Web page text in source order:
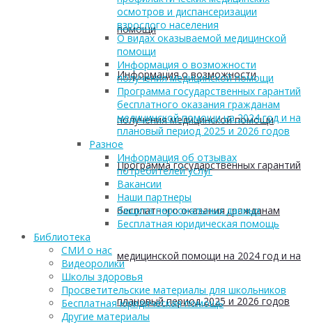
помощи
Информация о возможности
получения медицинской помощи
Программа государственных гарантий
бесплатного оказания гражданам
медицинской помощи на 2024 год и на
плановый период 2025 и 2026 годов
осмотров и диспансеризации
взрослого населения
О видах оказываемой медицинской
помощи
Информация о возможности
получения медицинской помощи
Программа государственных гарантий
бесплатного оказания гражданам
медицинской помощи на 2024 год и на
плановый период 2025 и 2026 годов
Разное
Информация об отзывах
потребителей услуг
Вакансии
Наши партнеры
Защита персональных данных
Бесплатная юридическая помощь
Библиотека
СМИ о нас
Видеоролики
Школы здоровья
Просветительские материалы для школьников
Бесплатная юридическая помощь
Другие материалы